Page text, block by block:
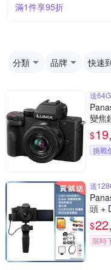
滿1件享95折
分類 品牌 快速
送
變焦
$
挑戰
送
頭 +
$
限時